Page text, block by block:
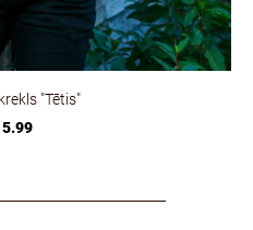
"Tētis"